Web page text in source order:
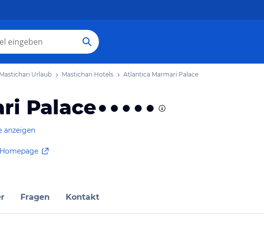
Mastichari Urlaub Mastichari Hotels Atlantica Marmari Palace
Palace
anzeigen
Fragen Kontakt